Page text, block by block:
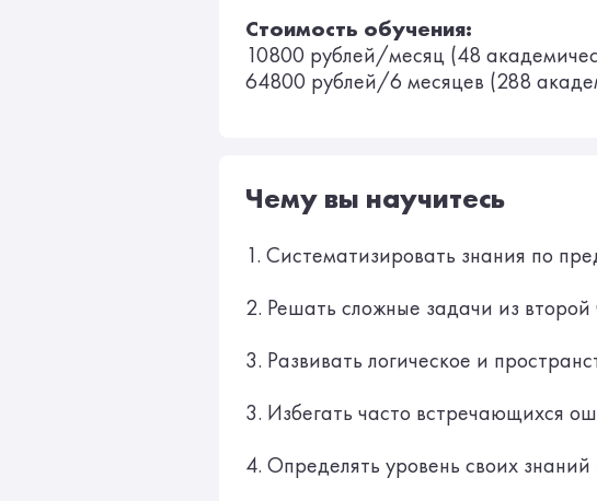
Стоимость обучения:
10800 рублей/месяц (48
64800 рублей/6 месяцев (288
Чему вы научитесь
1. Систематизировать знания по
2. Решать сложные задачи из
3. Развивать логическое и
3. Избегать часто встречающихся
4. Определять уровень своих знаний